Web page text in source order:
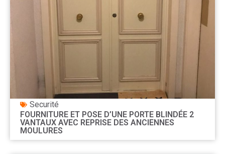
Securité
FOURNITURE ET POSE D’UNE PORTE BLINDÉE 2
VANTAUX AVEC REPRISE DES ANCIENNES
MOULURES